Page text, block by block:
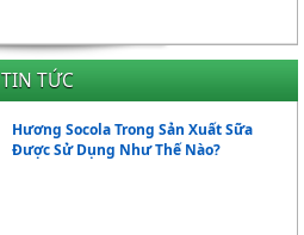
TIN TỨC
Hương Socola Trong Sản Xuất Sữa
Được Sử Dụng Như Thế Nào?